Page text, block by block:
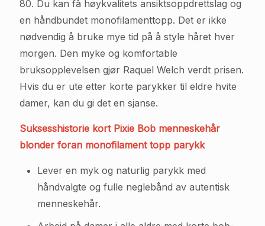
80. Du kan få høykvalitets ansiktsoppdrettslag og
en håndbundet monofilamenttopp. Det er ikke
nødvendig å bruke mye tid på å style håret hver
morgen. Den myke og komfortable
bruksopplevelsen gjør Raquel Welch verdt prisen.
Hvis du er ute etter korte parykker til eldre hvite
damer, kan du gi det en sjanse.
Suksesshistorie kort Pixie Bob menneskehår
blonder foran monofilament topp parykk
Lever en myk og naturlig parykk med
håndvalgte og fulle neglebånd av autentisk
menneskehår.